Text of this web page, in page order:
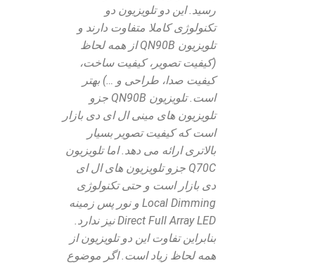
رسید. این دو تلویزیون دو
تکنولوژی کاملا متفاوت دارند و
تلویزیون QN90B از همه لحاظ
(کیفیت تصویر، کیفیت ساخت،
کیفیت صدا، طراحی و …) بهتر
است. تلویزیون QN90B جزو
تلویزیون های مینی ال ای دی بازار
است که کیفیت تصویر بسیار
بالاتری ارائه می دهد. اما تلویزیون
Q70C جزو تلویزیون های ال ای
دی بازار است و حتی تکنولوژی
Local Dimming و نور پس زمینه
Direct Full Array LED نیز ندارد.
بنابراین تفاوت این دو تلویزیون از
همه لحاظ زیاد است. اگر موضوع